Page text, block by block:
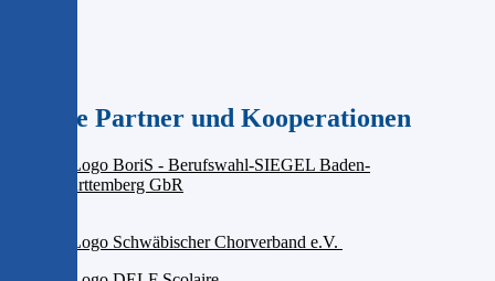
Unsere Partner und Kooperationen